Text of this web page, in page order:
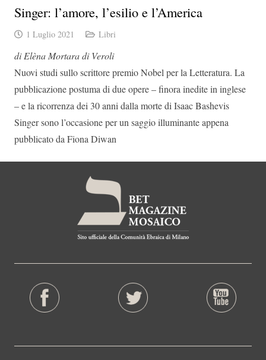
Singer: l’amore, l’esilio e l’America
1 Luglio 2021 Libri
di Elèna Mortara di Veroli
Nuovi studi sullo scrittore premio Nobel per la Letteratura. La
pubblicazione postuma di due opere – finora inedite in inglese
– e la ricorrenza dei 30 anni dalla morte di Isaac Bashevis
Singer sono l’occasione per un saggio illuminante appena
pubblicato da Fiona Diwan